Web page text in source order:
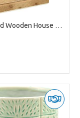
A. Reclaimed Wooden House Planter L